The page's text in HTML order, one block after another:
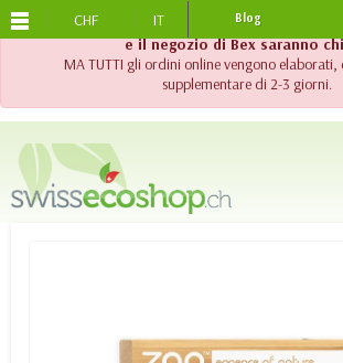
!! Importante !! Fino al 20 agosto 2026,
e il negozio di Bex saranno
MA TUTTI gli ordini online vengono elaborati,
supplementare di 2-3 giorni.
SPEDIZIONE
CHF IT Blog